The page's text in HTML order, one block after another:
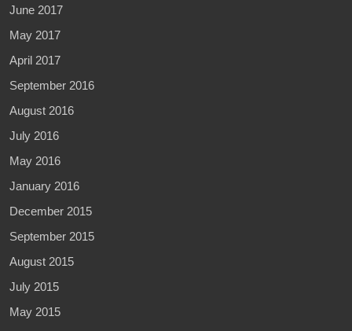
June 2017
May 2017
April 2017
September 2016
August 2016
July 2016
May 2016
January 2016
December 2015
September 2015
August 2015
July 2015
May 2015